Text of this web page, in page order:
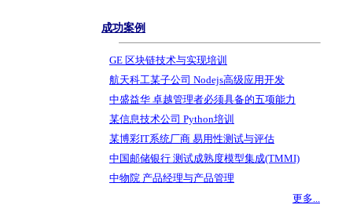
成功案例
GE 区块链技术与实现培训
航天科工某子公司 Nodejs高级应用开发
中盛益华 卓越管理者必须具备的五项能力
某信息技术公司 Python培训
某博彩IT系统厂商 易用性测试与评估
中国邮储银行 测试成熟度模型集成(TMMI)
中物院 产品经理与产品管理
更多...